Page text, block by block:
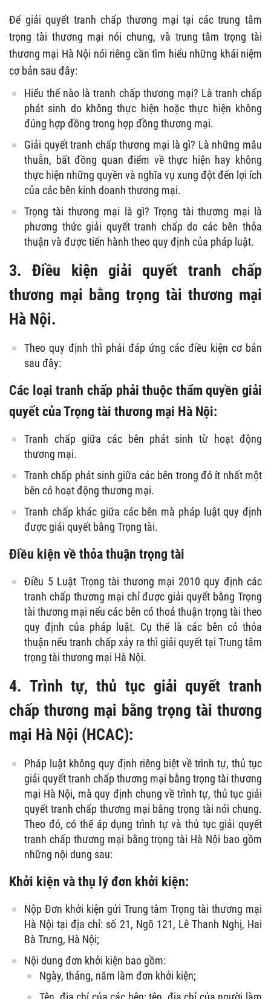
Để giải quyết tranh chấp thương mại tại các trung tâm
trọng tài thương mại nói chung, và trung tâm trọng tài
thương mại Hà Nội nói riêng cần tìm hiểu những khái niệm
cơ bản sau đây:
Hiểu thế nào là tranh chấp thương mại? Là tranh chấp
phát sinh do không thực hiện hoặc thực hiện không
đúng hợp đồng trong hợp đồng thương mại.
Giải quyết tranh chấp thương mại là gì? Là những mâu
thuẫn, bất đồng quan điểm về thực hiện hay không
thực hiện những quyền và nghĩa vụ xung đột đến lợi ích
của các bên kinh doanh thương mại.
Trọng tài thương mại là gì? Trọng tài thương mại là
phương thức giải quyết tranh chấp do các bên thỏa
thuận và được tiến hành theo quy định của pháp luật.
3. Điều kiện giải quyết tranh chấp
thương mại bằng trọng tài thương mại
Hà Nội.
Theo quy định thì phải đáp ứng các điều kiện cơ bản
sau đây:
Các loại tranh chấp phải thuộc thẩm quyền giải
quyết của Trọng tài thương mại Hà Nội:
Tranh chấp giữa các bên phát sinh từ hoạt động
thương mại.
Tranh chấp phát sinh giữa các bên trong đó ít nhất một
bên có hoạt động thương mại.
Tranh chấp khác giữa các bên mà pháp luật quy định
được giải quyết bằng Trọng tài.
Điều kiện về thỏa thuận trọng tài
Điều 5 Luật Trọng tài thương mại 2010 quy định các
tranh chấp thương mại chỉ được giải quyết bằng Trọng
tài thương mại nếu các bên có thoả thuận trọng tài theo
quy định của pháp luật. Cụ thể là các bên có thỏa
thuận nếu tranh chấp xảy ra thì giải quyết tại Trung tâm
trọng tài thương mại Hà Nội.
4. Trình tự, thủ tục giải quyết tranh
chấp thương mại bằng trọng tài thương
mại Hà Nội (HCAC):
Pháp luật không quy định riêng biệt về trình tự, thủ tục
giải quyết tranh chấp thương mại bằng trọng tài thương
mại Hà Nội, mà quy định chung về trình tự, thủ tục giải
quyết tranh chấp thương mại bằng trọng tài nói chung.
Theo đó, có thể áp dụng trình tự và thủ tục giải quyết
tranh chấp thương mại bằng trọng tài Hà Nội bao gồm
những nội dung sau:
Khởi kiện và thụ lý đơn khởi kiện:
Nộp Đơn khởi kiện gửi Trung tâm Trọng tài thương mại
Hà Nội tại địa chỉ: số 21, Ngõ 121, Lê Thanh Nghị, Hai
Bà Trưng, Hà Nội;
Nội dung đơn khởi kiện bao gồm:
Ngày, tháng, năm làm đơn khởi kiện;